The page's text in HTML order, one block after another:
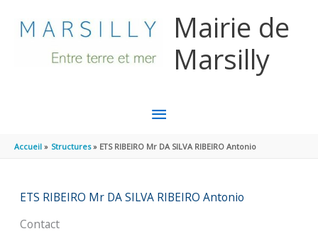
Mairie de
Marsilly
MENU
PRINCIPAL
Accueil Structures ETS RIBEIRO Mr DA SILVA RIBEIRO Antonio
ETS RIBEIRO Mr DA SILVA RIBEIRO Antonio
Contact